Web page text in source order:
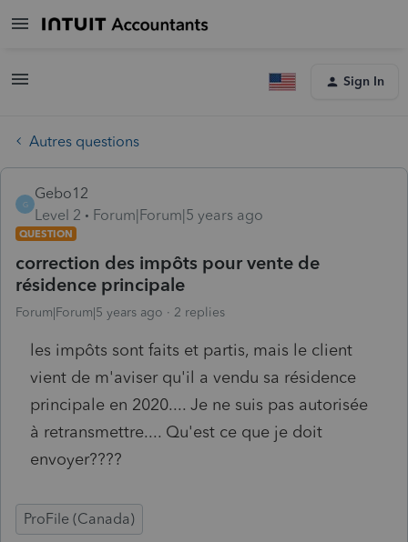
Sign In
Autres questions
G
Gebo12
Level 2
Forum|Forum|5 years ago
QUESTION
correction des impôts pour vente de
résidence principale
Forum|Forum|5 years ago 2 replies
les impôts sont faits et partis, mais le client
vient de m'aviser qu'il a vendu sa résidence
principale en 2020.... Je ne suis pas autorisée
à retransmettre.... Qu'est ce que je doit
envoyer????
ProFile (Canada)